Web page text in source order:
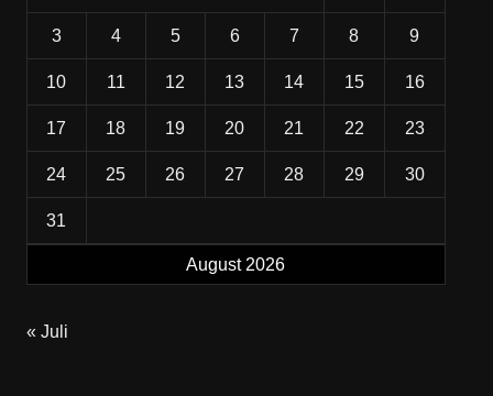
August 2026
3 4 5 6 7 8 9
10 11 12 13 14 15 16
17 18 19 20 21 22 23
24 25 26 27 28 29 30
31
« Juli